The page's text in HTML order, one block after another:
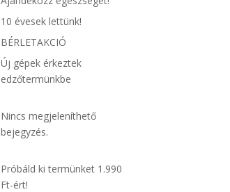
10 évesek lettünk!
BÉRLETAKCIÓ
Új gépek érkeztek
edzőtermünkbe
Nincs megjeleníthető
bejegyzés.
Próbáld ki termünket 1.990
Ft-ért!